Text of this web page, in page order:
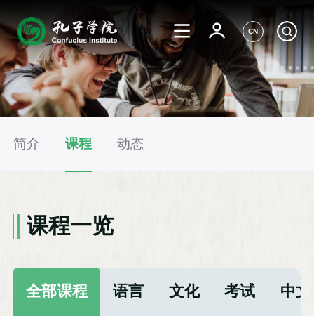
CN
简介 课程 动态
课程一览
全部课程 语言 文化 考试 中